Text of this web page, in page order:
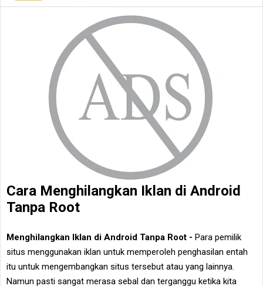
Cara Menghilangkan Iklan di Android
Tanpa Root
Menghilangkan Iklan di Android Tanpa Root - Para pemilik
situs menggunakan iklan untuk memperoleh penghasilan entah
itu untuk mengembangkan situs tersebut atau yang lainnya.
Namun pasti sangat merasa sebal dan terganggu ketika kita